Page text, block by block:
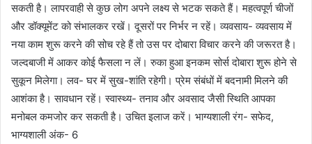
सकती है। लापरवाही से कुछ लोग अपने लक्ष्य से भटक सकते हैं। महत्वपूर्ण चीजों
और डॉक्यूमेंट को संभालकर रखें। दूसरों पर निर्भर न रहें। व्यवसाय- व्यवसाय में
नया काम शुरू करने की सोच रहे हैं तो उस पर दोबारा विचार करने की जरूरत है।
जल्दबाजी में आकर कोई फैसला न लें। रुका हुआ इनकम सोर्स दोबारा शुरू होने से
सुकून मिलेगा। लव- घर में सुख-शांति रहेगी। प्रेम संबंधों में बदनामी मिलने की
आशंका है। सावधान रहें। स्वास्थ्य- तनाव और अवसाद जैसी स्थिति आपका
मनोबल कमजोर कर सकती है। उचित इलाज करें। भाग्यशाली रंग- सफेद,
भाग्यशाली अंक- 6